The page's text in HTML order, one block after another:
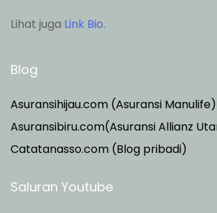
Lihat juga Link Bio.
Blog
Asuransihijau.com (Asuransi Manulife)
Asuransibiru.com(Asuransi Allianz
Catatanasso.com (Blog pribadi)
Saluran Youtube